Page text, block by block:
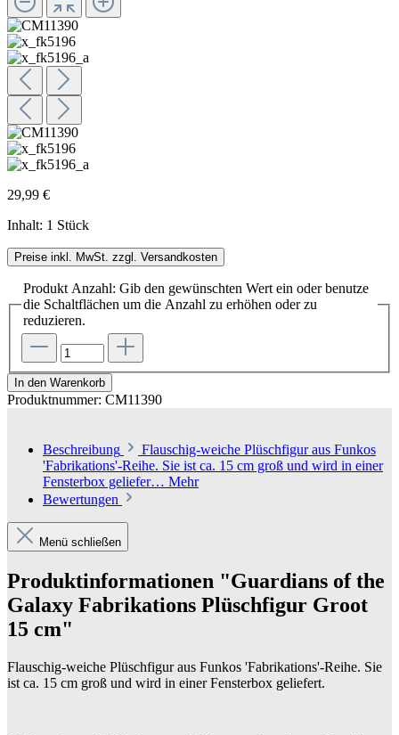
29,99 €
Inhalt: 1 Stück
Preise inkl. MwSt. zzgl. Versandkosten
Produkt Anzahl: Gib den gewünschten Wert ein oder benutze
die Schaltflächen um die Anzahl zu erhöhen oder zu
reduzieren.
In den Warenkorb
Produktnummer: CM11390
Beschreibung
Flauschig-weiche Plüschfigur aus Funkos
'Fabrikations'-Reihe. Sie ist ca. 15 cm groß und wird in einer
Fensterbox geliefer… Mehr
Bewertungen
Menü schließen
Produktinformationen "Guardians of the
Galaxy Fabrikations Plüschfigur Groot
15 cm"
Flauschig-weiche Plüschfigur aus Funkos 'Fabrikations'-Reihe. Sie
ist ca. 15 cm groß und wird in einer Fensterbox geliefert.